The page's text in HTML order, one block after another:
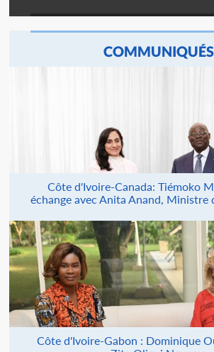
COMMUNIQUÉS
Côte d'Ivoire-Canada: Tiémoko
échange avec Anita Anand, Ministre
Côte d'Ivoire-Gabon : Dominique